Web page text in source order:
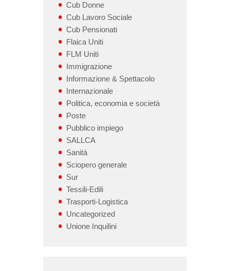
Cub Donne
Cub Lavoro Sociale
Cub Pensionati
Flaica Uniti
FLM Uniti
Immigrazione
Informazione & Spettacolo
Internazionale
Politica, economia e società
Poste
Pubblico impiego
SALLCA
Sanità
Sciopero generale
Sur
Tessili-Edili
Trasporti-Logistica
Uncategorized
Unione Inquilini